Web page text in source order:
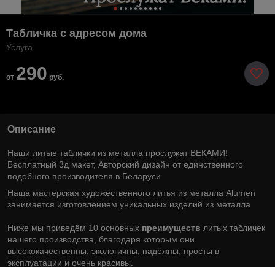
Табличка с адресом дома
Услуга
от 290 руб.
Описание
Наши литые таблички из металла прослужат ВЕКАМИ!
Бесплатный 3д макет, Авторский дизайн от единственного
подобного производителя в Беларуси
Наша мастерская художественного литья из металла Alumen
занимается изготовлением уникальных изделий из металла
Ниже мы приведём 10 основных преимуществ литых табличек
нашего производства, благодаря которым они
высококачественны, экологичны, надёжны, просты в
эксплуатации и очень красивы.